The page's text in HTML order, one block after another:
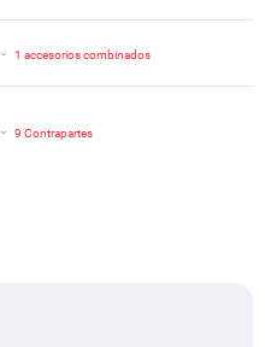
1 accesorios combinados
9 Contrapartes